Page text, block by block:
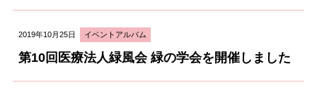
2019年10月25日 イベントアルバム
第10回医療法人緑風会 緑の学会を開催しました